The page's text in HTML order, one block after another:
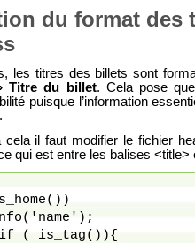
du format des
les titres des billets sont
Titre du billet. Cela pose
puisque l’information
cela il faut modifier le fichier
qui est entre les balises <title>
if ( is_tag()){